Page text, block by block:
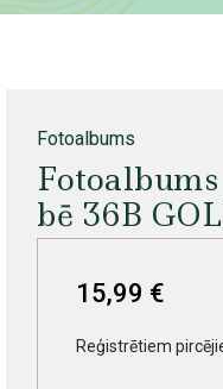
Fotoalbums
Fotoalbums
bē 36B
15,99 €
Reģistrētiem